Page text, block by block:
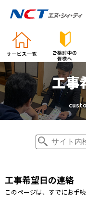
工事
工事希望日の連絡
このページは、すでにお手